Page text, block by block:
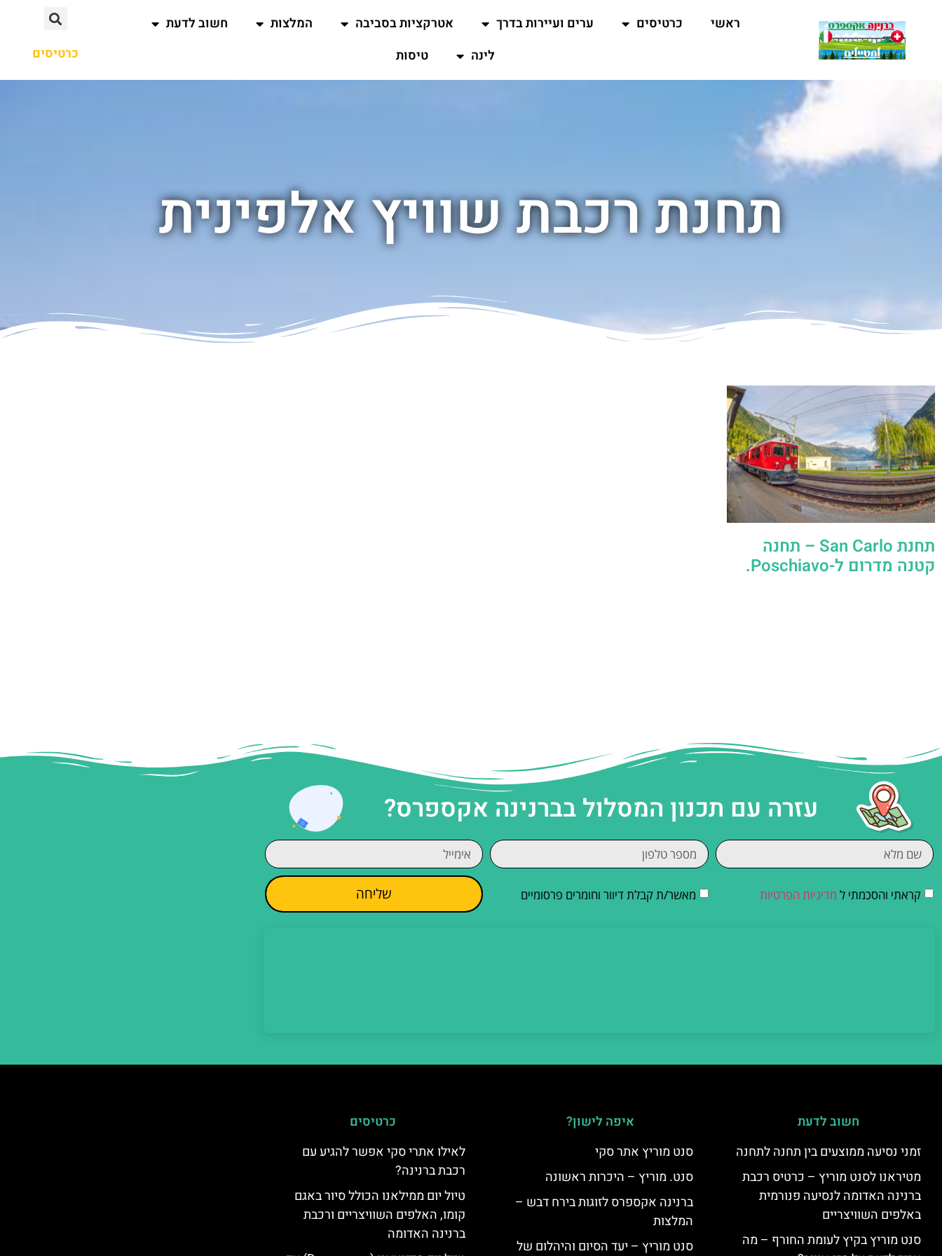
ראשי כרטיסים ערים ועיירות בדרך אטרקציות בסביבה המלצות
חשוב לדעת
לינה
טיסות כרטיסים
תחנת רכבת שוויץ אלפינית
תחנת San Carlo – תחנה
קטנה מדרום ל-Poschiavo.
עזרה עם תכנון המסלול בברנינה אקספרס?
קראתי והסכמתי ל מדיניות הפרטיות מאשר/ת קבלת דיוור וחומרים פרסומיים שליחה
חשוב לדעת
זמני נסיעה ממוצעים בין תחנה לתחנה
מטיראנו לסנט מוריץ – כרטיס רכבת
ברנינה האדומה לנסיעה פנורמית
באלפים השוויצריים
סנט מוריץ בקיץ לעומת החורף – מה
איפה לישון?
סנט מוריץ אתר סקי
סנט. מוריץ – היכרות ראשונה
ברנינה אקספרס לזוגות בירח דבש –
המלצות
סנט מוריץ – יעד הסיום והיהלום של
כרטיסים
לאילו אתרי סקי אפשר להגיע עם
רכבת ברנינה?
טיול יום ממילאנו הכולל סיור באגם
קומו, האלפים השוויצריים ורכבת
ברנינה האדומה